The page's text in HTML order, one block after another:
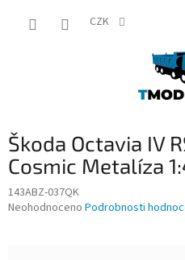
CZK
Škoda Octavia IV
Cosmic Metalíza
143ABZ-037QK
Průměrné
Neohodnoceno Podrobnosti